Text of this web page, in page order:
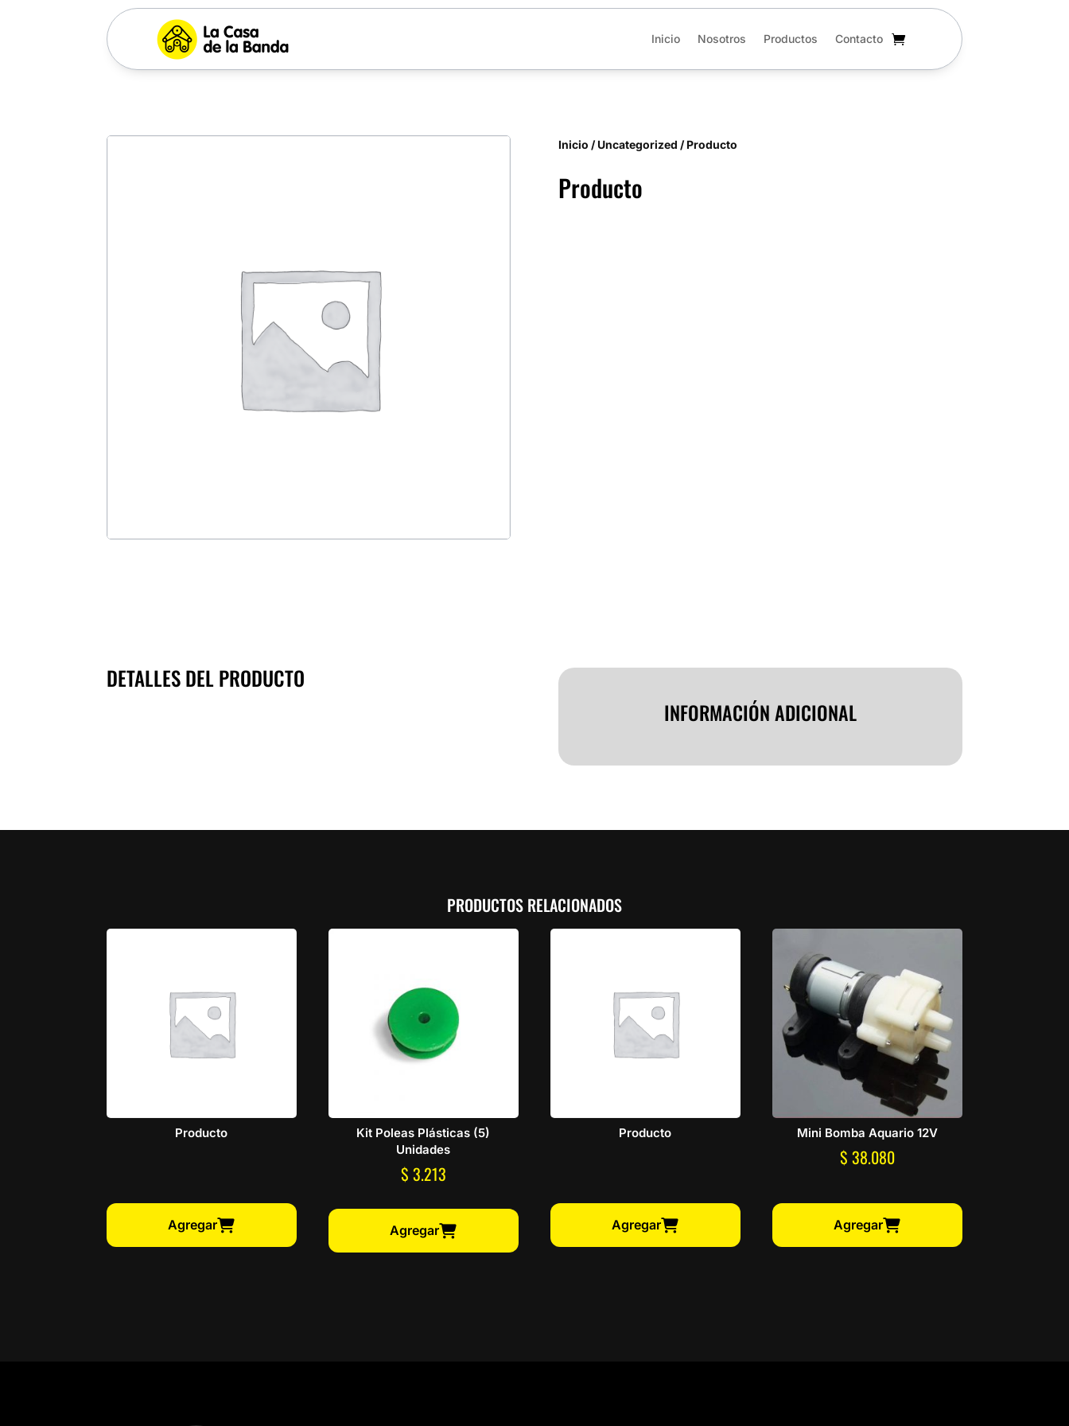
Inicio Nosotros Productos Contacto
Inicio /Uncategorized / Producto
Producto
DETALLES DEL PRODUCTO
INFORMACIÓN ADICIONAL
PRODUCTOS RELACIONADOS
Producto
Agregar
Kit Poleas Plásticas (5)
Unidades
$ 3.213
Agregar
Producto
Agregar
Mini Bomba Aquario 12V
$ 38.080
Agregar